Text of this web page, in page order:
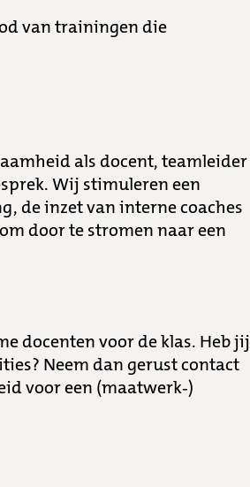
van trainingen die
als docent, teamleider
Wij stimuleren een
de inzet van interne coaches
door te stromen naar een
docenten voor de klas. Heb jij
Neem dan gerust contact
voor een (maatwerk-)